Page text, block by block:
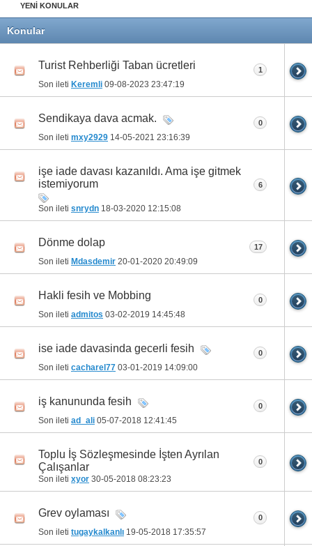
YENİ KONULAR
Konular
Turist Rehberliği Taban ücretleri
Son ileti Keremli 09-08-2023 23:47:19
1
Sendikaya dava acmak.
Son ileti mxy2929 14-05-2021 23:16:39
0
işe iade davası kazanıldı. Ama işe gitmek
istemiyorum
Son ileti snrydn 18-03-2020 12:15:08
6
Dönme dolap
Son ileti Mdasdemir 20-01-2020 20:49:09
17
Hakli fesih ve Mobbing
Son ileti admitos 03-02-2019 14:45:48
0
ise iade davasinda gecerli fesih
Son ileti cacharel77 03-01-2019 14:09:00
0
iş kanununda fesih
Son ileti ad_ali 05-07-2018 12:41:45
0
Toplu İş Sözleşmesinde İşten Ayrılan
Çalışanlar
Son ileti xyor 30-05-2018 08:23:23
0
Grev oylaması
Son ileti tugaykalkanlı 19-05-2018 17:35:57
0